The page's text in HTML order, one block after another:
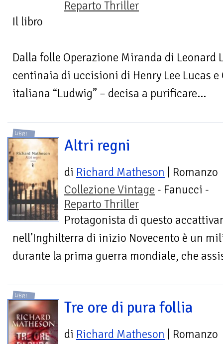
Reparto Thriller
Il libro
Dalla folle Operazione Miranda di Leonard
centinaia di uccisioni di Henry Lee Lucas e
italiana “Ludwig” – decisa a purificare...
LIBRI
Altri regni
di Richard Matheson | Romanzo
Collezione Vintage - Fanucci -
Reparto Thriller
Protagonista di questo
nell’Inghilterra di inizio Novecento è un
durante la prima guerra mondiale, che
LIBRI
Tre ore di pura follia
di Richard Matheson | Romanzo